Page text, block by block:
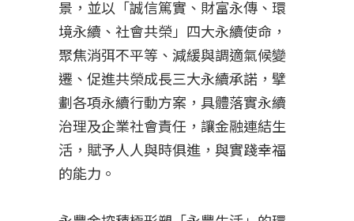
景，並以「誠信篤實、財富永傳、環
境永續、社會共榮」四大永續使命，
聚焦消弭不平等、減緩與調適氣候變
遷、促進共榮成長三大永續承諾，擘
劃各項永續行動方案，具體落實永續
治理及企業社會責任，讓金融連結生
活，賦予人人與時俱進，與實踐幸福
的能力。